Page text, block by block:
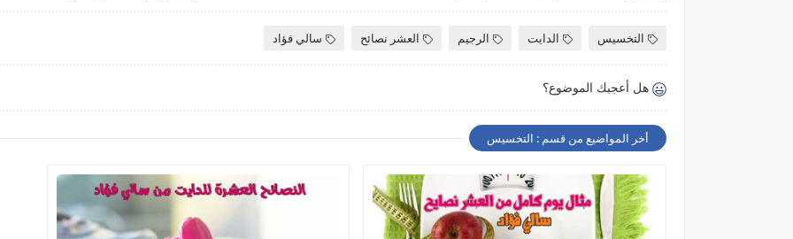
التخسيس الدايت الرجيم العشر نصائح سالي فؤاد
هل أعجبك الموضوع؟
أخر المواضيع من قسم : التخسيس